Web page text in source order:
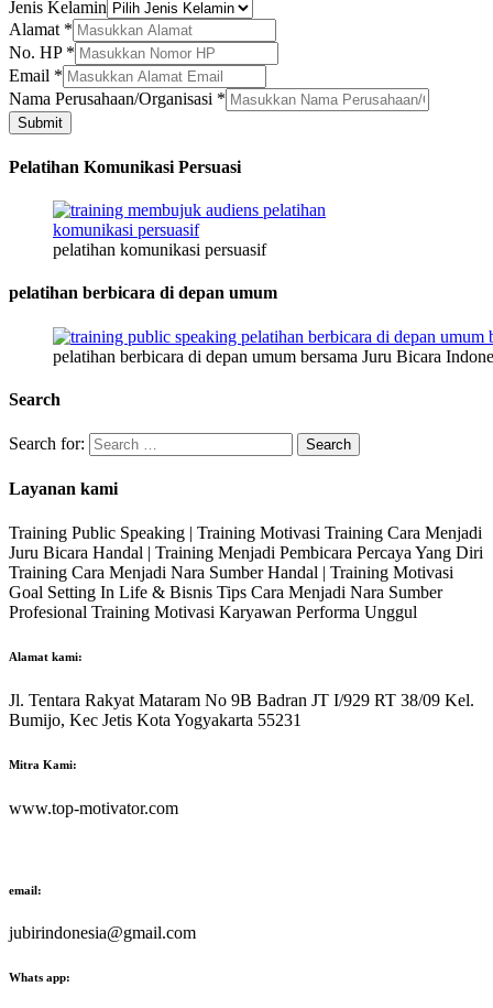
Jenis Kelamin
Alamat *
HP
Perusahaan/Organisasi
Email
No. HP *
Email *
Nama Perusahaan/Organisasi *
Submit
Pelatihan Komunikasi Persuasi
pelatihan komunikasi persuasif
pelatihan berbicara di depan umum
pelatihan berbicara di depan umum bersama Juru Bicara
Search
Search for:
Layanan kami
Training Public Speaking | Training Motivasi Training Cara Menjadi
Juru Bicara Handal | Training Menjadi Pembicara Percaya Yang Diri
Training Cara Menjadi Nara Sumber Handal | Training Motivasi
Goal Setting In Life & Bisnis Tips Cara Menjadi Nara Sumber
Profesional Training Motivasi Karyawan Performa Unggul
Alamat kami:
Jl. Tentara Rakyat Mataram No 9B Badran JT I/929 RT 38/09 Kel.
Bumijo, Kec Jetis Kota Yogyakarta 55231
Mitra Kami:
www.top-motivator.com
email:
jubirindonesia@gmail.com
Whats app: